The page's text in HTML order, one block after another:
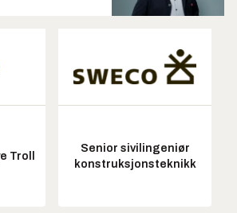
Troll
Senior sivilingeniør
konstruksjonsteknikk